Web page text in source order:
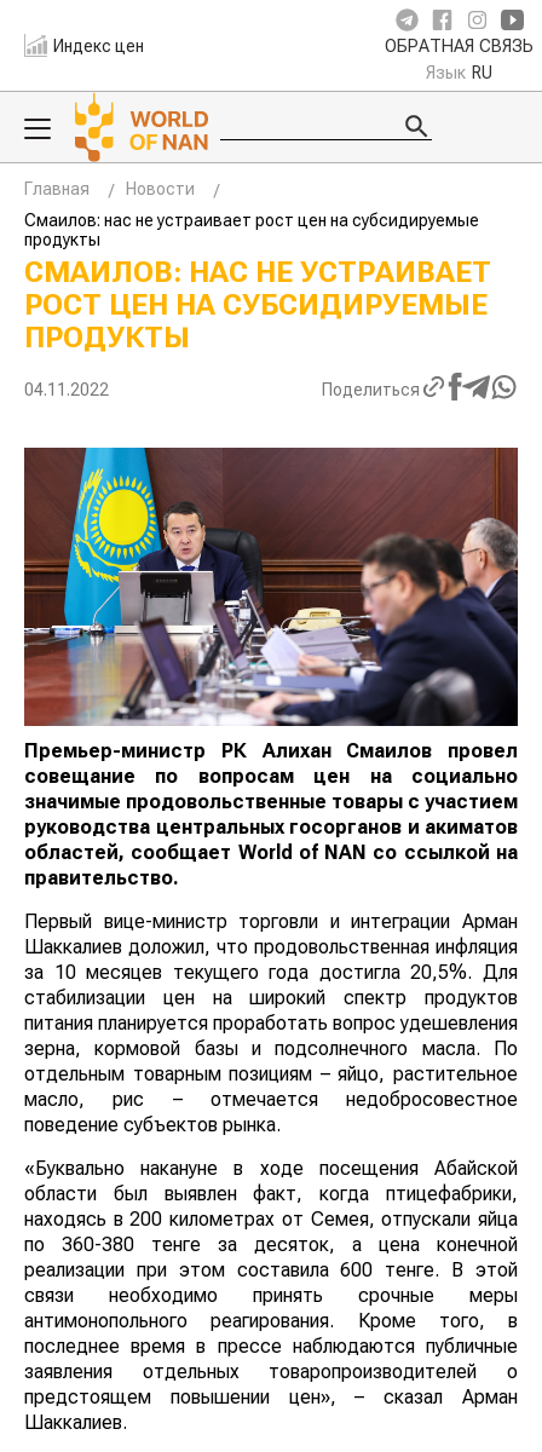
Индекс цен ОБРАТНАЯ СВЯЗЬ
Язык RU
Главная
Новости
Смаилов: нас не устраивает рост цен на субсидируемые
продукты
СМАИЛОВ: НАС НЕ УСТРАИВАЕТ
РОСТ ЦЕН НА СУБСИДИРУЕМЫЕ
ПРОДУКТЫ
04.11.2022 Поделиться
Премьер-министр РК Алихан Смаилов провел
совещание по вопросам цен на социально
значимые продовольственные товары с участием
руководства центральных госорганов и акиматов
областей, сообщает World of NAN со ссылкой на
правительство.
Первый вице-министр торговли и интеграции Арман
Шаккалиев доложил, что продовольственная инфляция
за 10 месяцев текущего года достигла 20,5%. Для
стабилизации цен на широкий спектр продуктов
питания планируется проработать вопрос удешевления
зерна, кормовой базы и подсолнечного масла. По
отдельным товарным позициям – яйцо, растительное
масло, рис – отмечается недобросовестное
поведение субъектов рынка.
«Буквально накануне в ходе посещения Абайской
области был выявлен факт, когда птицефабрики,
находясь в 200 километрах от Семея, отпускали яйца
по 360-380 тенге за десяток, а цена конечной
реализации при этом составила 600 тенге. В этой
связи необходимо принять срочные меры
антимонопольного реагирования. Кроме того, в
последнее время в прессе наблюдаются публичные
заявления отдельных товаропроизводителей о
предстоящем повышении цен», – сказал Арман
Шаккалиев.